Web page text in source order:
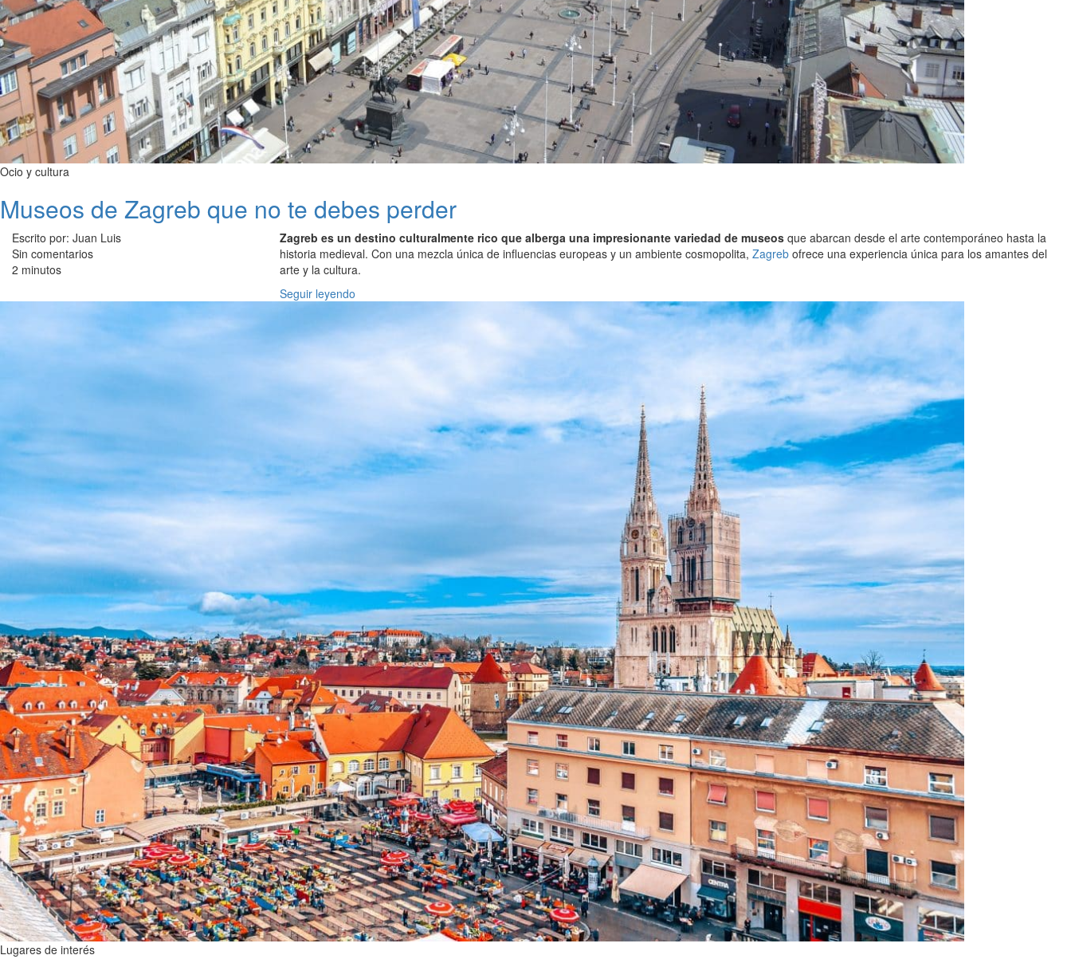
Ocio y cultura
Museos de Zagreb que no te debes perder
Escrito por: Juan Luis
Sin comentarios
2 minutos
Zagreb es un destino culturalmente rico que alberga una impresionante variedad de museos que abarcan desde el arte contemporáneo hasta la
historia medieval. Con una mezcla única de influencias europeas y un ambiente cosmopolita, Zagreb ofrece una experiencia única para los amantes del
arte y la cultura.
Seguir leyendo
Lugares de interés